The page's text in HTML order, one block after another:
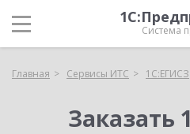
Система
Главная Сервисы ИТС 1С:ЕГИСЗ
Заказать